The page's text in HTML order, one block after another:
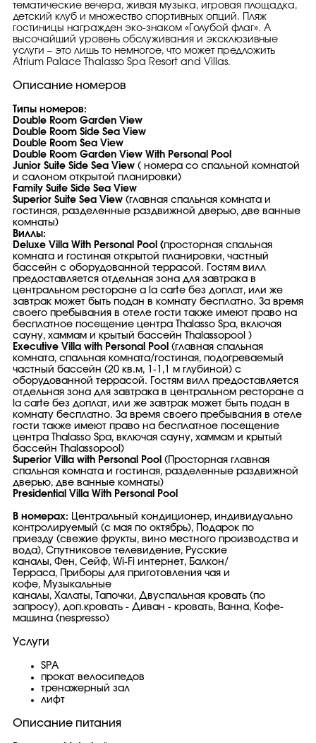
тематические вечера, живая музыка, игровая площадка,
детский клуб и множество спортивных опций. Пляж
гостиницы награжден эко-знаком «Голубой флаг». А
высочайший уровень обслуживания и эксклюзивные
услуги – это лишь то немногое, что может предложить
Atrium Palace Thalasso Spa Resort and Villas.
Описание номеров
Типы номеров:
Double Room Garden View
Double Room Side Sea View
Double Room Sea View
Double Room Garden View With Personal Pool
Junior Suite Side Sea View ( номера со спальной комнатой
и салоном открытой планировки)
Family Suite Side Sea View
Superior Suite Sea View (главная спальная комната и
гостиная, разделенные раздвижной дверью, две ванные
комнаты)
Виллы:
Deluxe Villa With Personal Pool (просторная спальная
комната и гостиная открытой планировки, частный
бассейн с оборудованной террасой. Гостям вилл
предоставляется отдельная зона для завтрака в
центральном ресторане a la carte без доплат, или же
завтрак может быть подан в комнату бесплатно. За время
своего пребывания в отеле гости также имеют право на
бесплатное посещение центра Thalasso Spa, включая
сауну, хаммам и крытый бассейн Thalassopool )
Executive Villa with Personal Pool (главная спальная
комната, спальная комната/гостиная, подогреваемый
частный бассейн (20 кв.м, 1-1,1 м глубиной) с
оборудованной террасой. Гостям вилл предоставляется
отдельная зона для завтрака в центральном ресторане a
la carte без доплат, или же завтрак может быть подан в
комнату бесплатно. За время своего пребывания в отеле
гости также имеют право на бесплатное посещение
центра Thalasso Spa, включая сауну, хаммам и крытый
бассейн Thalassopool)
Superior Villa with Personal Pool (Просторная главная
спальная комната и гостиная, разделенные раздвижной
дверью, две ванные комнаты)
Presidential Villa With Personal Pool
В номерах: Центральный кондиционер, индивидуально
контролируемый (с мая по октябрь), Подарок по
приезду (cвежие фрукты, вино местного производства и
вода), Спутниковое телевидение, Русские
каналы, Фен, Сейф, Wi-Fi интернет, Балкон/
Терраса, Приборы для приготовления чая и
кофе, Музыкальные
каналы, Халаты, Тапочки, Двуспальная кровать (по
запросу), доп.кровать - Диван - кровать, Ванна, Кофе-
машина (nespresso)
Услуги
SPA
прокат велосипедов
тренажерный зал
лифт
Описание питания